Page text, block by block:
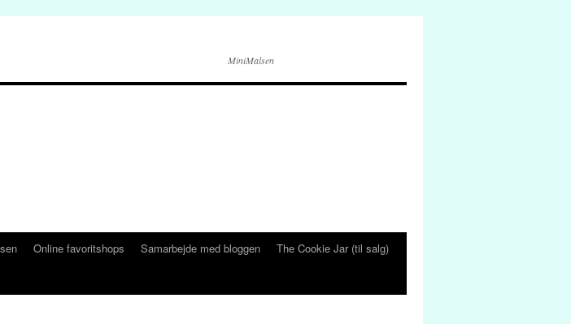
MiniMalsen
Online favoritshops Samarbejde med bloggen
The Cookie Jar (til salg)